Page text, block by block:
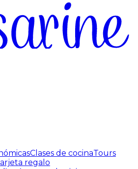
Clases de cocinaTours
regalo